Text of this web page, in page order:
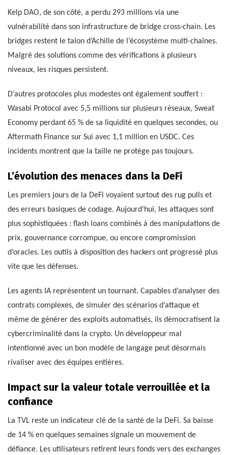
Kelp DAO, de son côté, a perdu 293 millions via une
vulnérabilité dans son infrastructure de bridge cross-chain. Les
bridges restent le talon d’Achille de l’écosystème multi-chaînes.
Malgré des solutions comme des vérifications à plusieurs
niveaux, les risques persistent.
D’autres protocoles plus modestes ont également souffert :
Wasabi Protocol avec 5,5 millions sur plusieurs réseaux, Sweat
Economy perdant 65 % de sa liquidité en quelques secondes, ou
Aftermath Finance sur Sui avec 1,1 million en USDC. Ces
incidents montrent que la taille ne protège pas toujours.
L’évolution des menaces dans la DeFi
Les premiers jours de la DeFi voyaient surtout des rug pulls et
des erreurs basiques de codage. Aujourd’hui, les attaques sont
plus sophistiquées : flash loans combinés à des manipulations de
prix, gouvernance corrompue, ou encore compromission
d’oracles. Les outils à disposition des hackers ont progressé plus
vite que les défenses.
Les agents IA représentent un tournant. Capables d’analyser des
contrats complexes, de simuler des scénarios d’attaque et
même de générer des exploits automatisés, ils démocratisent la
cybercriminalité dans la crypto. Un développeur mal
intentionné avec un bon modèle de langage peut désormais
rivaliser avec des équipes entières.
Impact sur la valeur totale verrouillée et la
confiance
La TVL reste un indicateur clé de la santé de la DeFi. Sa baisse
de 14 % en quelques semaines signale un mouvement de
défiance. Les utilisateurs retirent leurs fonds vers des exchanges